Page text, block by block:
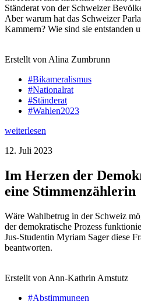
Ständerat von der Schweizer
Aber warum hat das Schweizer
Kammern? Wie sind sie entstanden
Erstellt von Alina Zumbrunn
#Bikameralismus
#Nationalrat
#Ständerat
#Wahlen2023
weiterlesen
12. Juli 2023
Im Herzen der
eine Stimmenzählerin
Wäre Wahlbetrug in der Schweiz
der demokratische Prozess
Jus-Studentin Myriam Sager diese
beantworten.
Erstellt von Ann-Kathrin Amstutz
#Abstimmungen